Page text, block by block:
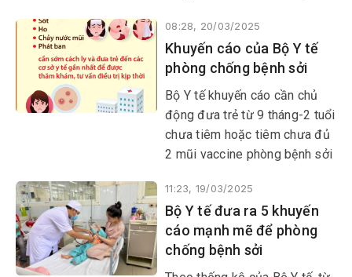
Dự kiến, số ca sốt phát ban
nghi sởi sẽ tiếp tục được ghi
nhận trên phạm vi cả nước.
08:28, 20/03/2025
Khuyến cáo của Bộ Y tế
phòng chống bệnh sởi
Bộ Y tế khuyến cáo cần chủ
động đưa trẻ từ 9 tháng-2 tuổi
chưa tiêm hoặc tiêm chưa đủ
2 mũi vaccine phòng bệnh sởi
11:23, 19/03/2025
Bộ Y tế đưa ra 5 khuyến
cáo mạnh mẽ để phòng
chống bệnh sởi